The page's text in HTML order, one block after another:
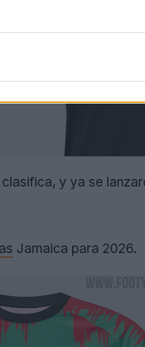
y ya se
Jamaica para 2026.